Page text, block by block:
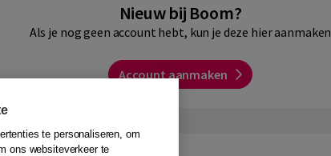
Nieuw bij Boom?
Als je nog geen account hebt, kun je deze hier aanmaken
Account aanmaken
te personaliseren, om
ons websiteverkeer te